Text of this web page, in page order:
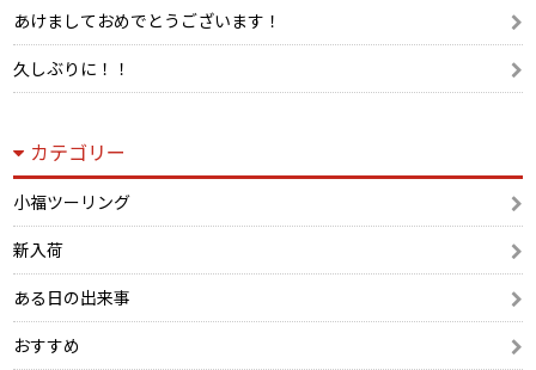
あけましておめでとうございます！
久しぶりに！！
カテゴリー
小福ツーリング
新入荷
ある日の出来事
おすすめ